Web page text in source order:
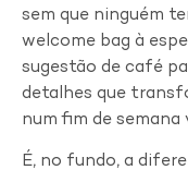
sem que ninguém
welcome bag à
sugestão de café
detalhes que
num fim de semana
É, no fundo, a